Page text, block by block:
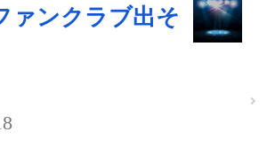
ァンクラブ出そ